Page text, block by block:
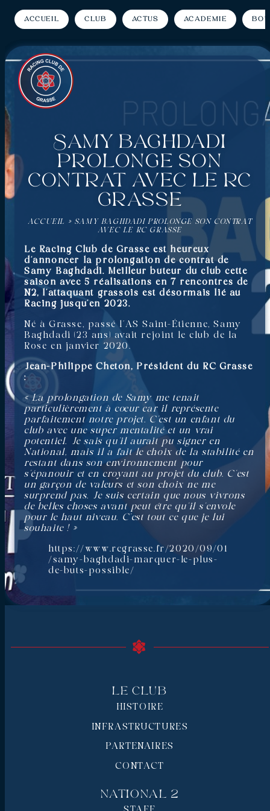
Accueil Club Actus Académie
Samy Baghdadi
prolonge son
contrat avec le RC
Grasse
ACCUEIL » SAMY BAGHDADI PROLONGE SON CONTRAT
AVEC LE RC GRASSE
Le Racing Club de Grasse est heureux
d’annoncer la prolongation de contrat de
Samy Baghdadi. Meilleur buteur du club cette
saison avec 5 réalisations en 7 rencontres de
N2, l’attaquant grassois est désormais lié au
Racing jusqu’en 2023.
Né à Grasse, passé l’AS Saint-Étienne, Samy
Baghdadi (23 ans) avait rejoint le club de la
Rose en janvier 2020.
Jean-Philippe Cheton, Président du RC Grasse
:
« La prolongation de Samy me tenait
particulièrement à cœur car il représente
parfaitement notre projet. C’est un enfant du
club avec une super mentalité et un vrai
potentiel. Je sais qu’il aurait pu signer en
National, mais il a fait le choix de la stabilité en
restant dans son environnement pour
s’épanouir et en croyant au projet du club. C’est
un garçon de valeurs et son choix ne me
surprend pas. Je suis certain que nous vivrons
de belles choses avant peut être qu’il s’envole
pour le haut niveau. C’est tout ce que je lui
souhaite ! »
https://www.rcgrasse.fr/2020/09/01
/samy-baghdadi-marquer-le-plus-
de-buts-possible/
Le Club
HISTOIRE
INFRASTRUCTURES
PARTENAIRES
CONTACT
National 2